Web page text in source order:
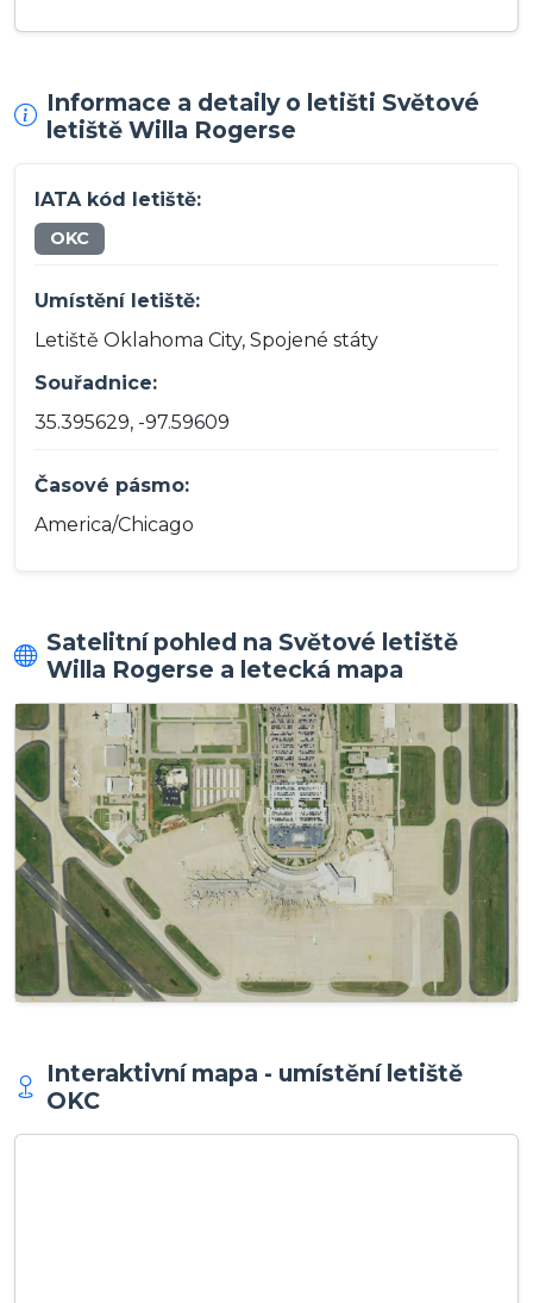
Informace a detaily o letišti Světové
letiště Willa Rogerse
IATA kód letiště:
OKC
Umístění letiště:
Letiště Oklahoma City, Spojené státy
Souřadnice:
35.395629, -97.59609
Časové pásmo:
America/Chicago
Satelitní pohled na Světové letiště
Willa Rogerse a letecká mapa
Interaktivní mapa - umístění letiště
OKC